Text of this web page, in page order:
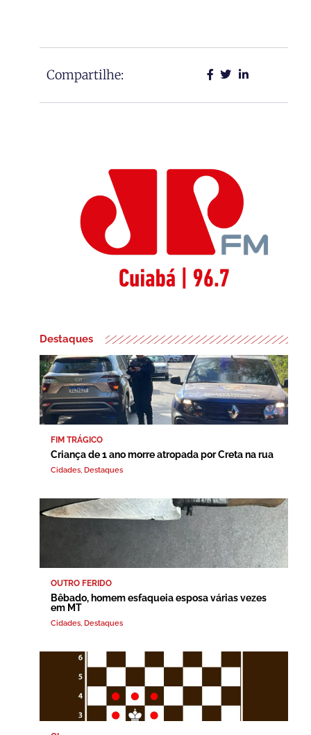
Compartilhe:
Destaques
FIM TRÁGICO
Criança de 1 ano morre atropada por Creta na rua
Cidades, Destaques
OUTRO FERIDO
Bêbado, homem esfaqueia esposa várias vezes
em MT
Cidades, Destaques